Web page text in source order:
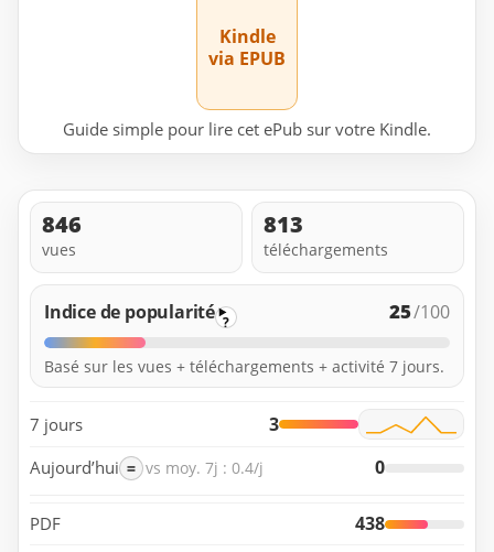
Kindle
via EPUB
Guide simple pour lire cet ePub sur votre Kindle.
846
vues
813
téléchargements
Indice de popularité ? 25/100
Basé sur les vues + téléchargements + activité 7 jours.
7 jours 3
Aujourd’hui = vs moy. 7j : 0.4/j 0
PDF 438